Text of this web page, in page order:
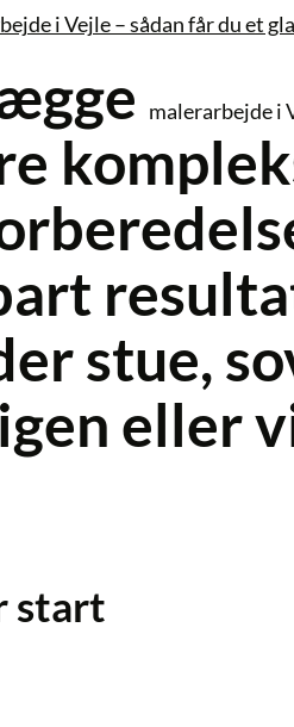
i Vejle – sådan får du et
malerarbejde i
stue,
eller
start